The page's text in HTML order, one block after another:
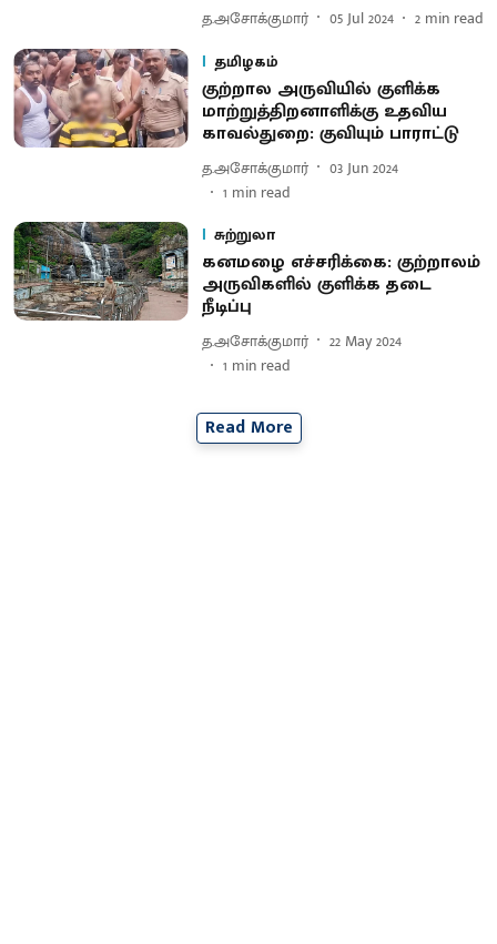
த.அசோக்குமார் 05 Jul 2024 2 min read
தமிழகம்
குற்றால அருவியில் குளிக்க
மாற்றுத்திறனாளிக்கு உதவிய
காவல்துறை: குவியும் பாராட்டு
த.அசோக்குமார்
03 Jun 2024
1 min read
சுற்றுலா
கனமழை எச்சரிக்கை: குற்றாலம்
அருவிகளில் குளிக்க தடை
நீடிப்பு
த.அசோக்குமார்
22 May 2024
1 min read
Read More